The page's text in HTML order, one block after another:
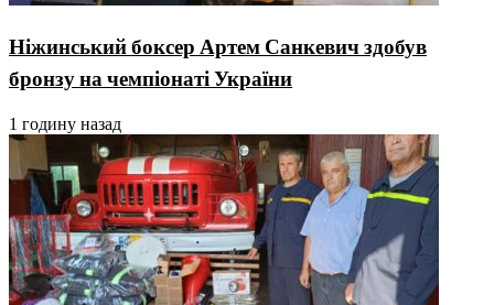
Ніжинський боксер Артем Санкевич здобув
бронзу на чемпіонаті України
1 годину назад